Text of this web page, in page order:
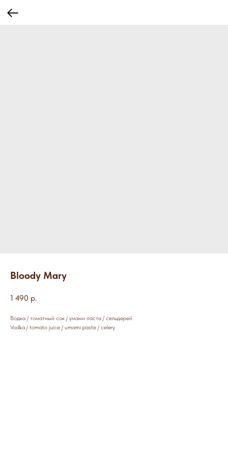
Bloody Mary
1 490 р.
Водка / томатный сок / умами паста / сельдерей
Vodka / tomato juice / umami paste / celery